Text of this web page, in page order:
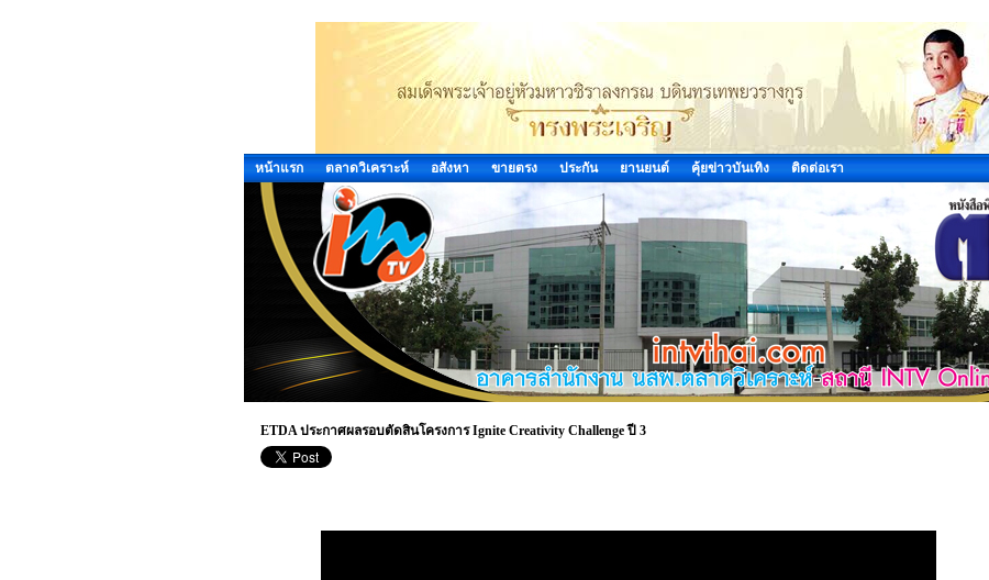
หน้าแรก ตลาดวิเคราะห์ อสังหา ขายตรง ประกัน ยานยนต์ คุ้ยข่าวบันเทิง ติดต่อเรา
ETDA ประกาศผลรอบตัดสินโครงการ Ignite Creativity Challenge ปี 3